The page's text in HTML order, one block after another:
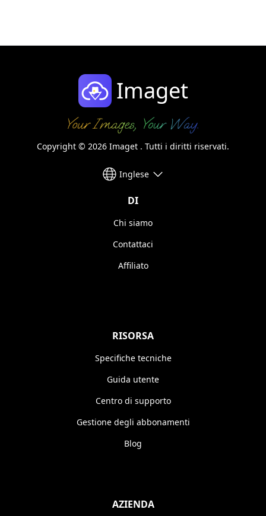
Imaget
Copyright © 2026 Imaget . Tutti i diritti riservati.
Inglese
DI
Chi siamo
Contattaci
Affiliato
RISORSA
Specifiche tecniche
Guida utente
Centro di supporto
Gestione degli abbonamenti
Blog
AZIENDA